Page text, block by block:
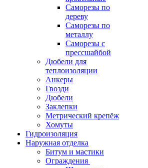
Саморезы по
дереву
Саморезы по
металлу
Саморезы с
прессшайбой
Дюбели для
теплоизоляции
Анкеры
Гвозди
Дюбели
Заклепки
Метрический крепёж
Хомуты
Гидроизоляция
Наружная отделка
Битум и мастики
Ограждения